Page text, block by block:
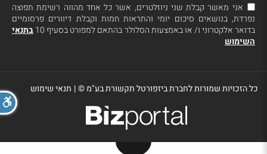
אני מאשר קבלת שני ניוזלטרים, אשר כל אחד מהווה רשימת תפוצה
נפרדת, בנושאים סיכום יומי והתראות חמות וקבלת דיוורים פרסומיים
בדואר אלקטרוני ו/ או באמצעות הסלולר בהתאם למפורט בסעיף 10
בתנאי
השימוש
כל הזכויות שמורות לחברת ביזפורטל תקשורת בע"מ ©| תנאי שימוש